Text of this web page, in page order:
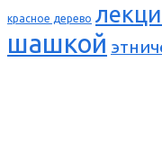
красное дерево
шашкой